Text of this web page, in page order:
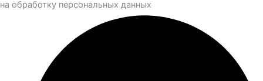
на обработку персональных данных